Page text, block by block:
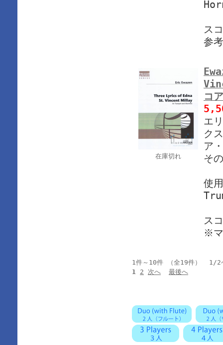
ス
参
在庫切れ
コ
エ
ク
ア
そ
使
ス
※
1件～10件 （全19件） 1/2
1 2 次へ 最後へ